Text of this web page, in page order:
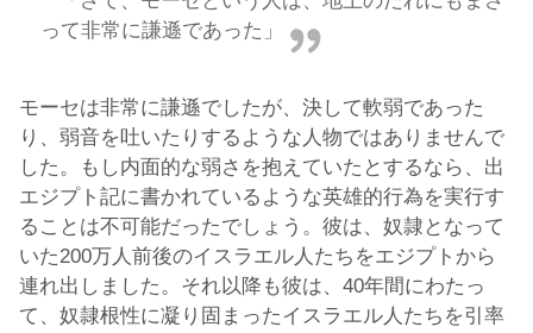
って非常に謙遜であった」
モーセは非常に謙遜でしたが、決して軟弱であった
り、弱音を吐いたりするような人物ではありませんで
した。もし内面的な弱さを抱えていたとするなら、出
エジプト記に書かれているような英雄的行為を実行す
ることは不可能だったでしょう。彼は、奴隷となって
いた200万人前後のイスラエル人たちをエジプトから
連れ出しました。それ以降も彼は、40年間にわたっ
て、奴隷根性に凝り固まったイスラエル人たちを引率